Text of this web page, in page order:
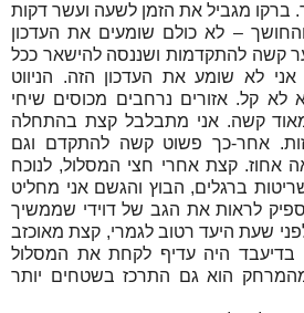
ברקו מגביל את הזמן לשעה ועשר דקות
– לא כולם שומעים את העדכון
קשה להתקדמות ושננסה להישאר ככל
לא שומע את העדכון הזה. הניווט
לא קל. אזורים נרחבים מכוסים שיחי
מאוד קשה. אני מתבלבל קצת בהתחלה
אחר-כך פשוט קשה להתקדם וגם
אחוז. קצת אחרי חצי המסלול, לנוכח
ברגלים, הבוץ והגשם אני מחליט
לראות את הגב של דוידי שממשיך
שעת היעד רטוב לגמרי, קצת מאוכזב
בדיעבד היה עדיף לקחת את המסלול
הוא גם התרכז בשטחים יותר